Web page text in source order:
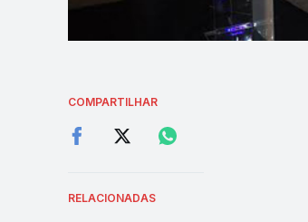
COMPARTILHAR
RELACIONADAS